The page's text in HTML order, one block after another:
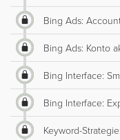
Bing Ads:
Bing Ads: Konto
Bing Interface:
Bing Interface:
Keyword-